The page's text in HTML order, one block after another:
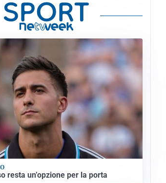
resta un’opzione per la porta